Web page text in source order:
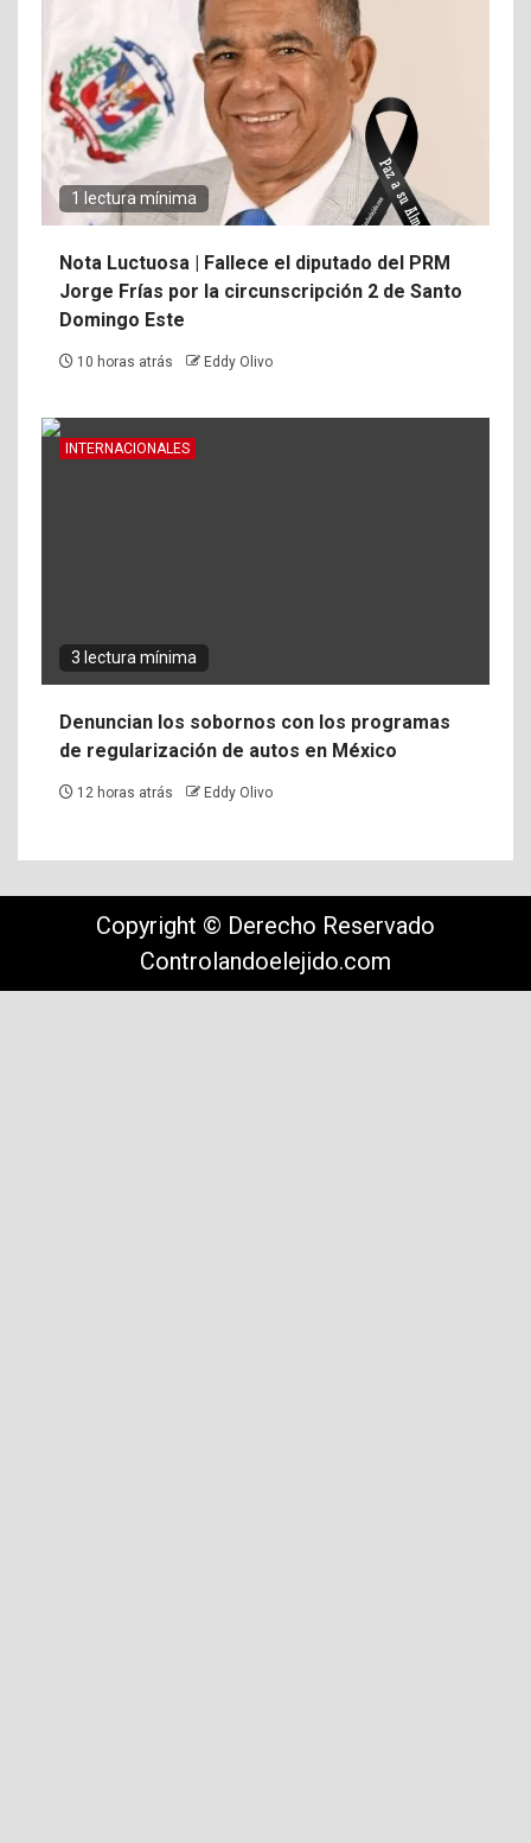
1 lectura mínima
Nota Luctuosa | Fallece el diputado del PRM
Jorge Frías por la circunscripción 2 de Santo
Domingo Este
10 horas atrás Eddy Olivo
INTERNACIONALES
3 lectura mínima
Denuncian los sobornos con los programas
de regularización de autos en México
12 horas atrás Eddy Olivo
Copyright © Derecho Reservado
Controlandoelejido.com